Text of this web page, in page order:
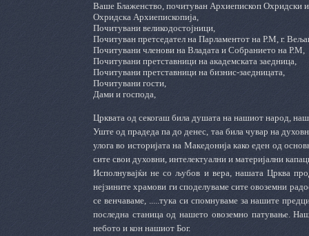
Ваше Блаженство, почитуван Архиепископ Охридски
Охридска Архиепископија,
Почитувани великодостојници,
Почитуван претседател на Парламентот на Р.М, г.
Почитувани членови на Владата и Собранието на Р.М,
Почитувани претставници на академската заедница,
Почитувани претставници на бизнис-заедницата,
Почитувани гости,
Дами и господа,
Црквата од секогаш била душата на нашиот народ,
Уште од прадеда па до денес, таа била чувар на
улога во историјата на Македонија како еден од
сите свои духовни, интелектуални и материјални
Исполнувајќи не со љубов и вера, нашата Црква
нејзините храмови ги споделуваме сите овоземни
се венчаваме, .....тука си спомнуваме за нашите
последна станица од нашето овоземно патување.
небото и кон нашиот Бог.